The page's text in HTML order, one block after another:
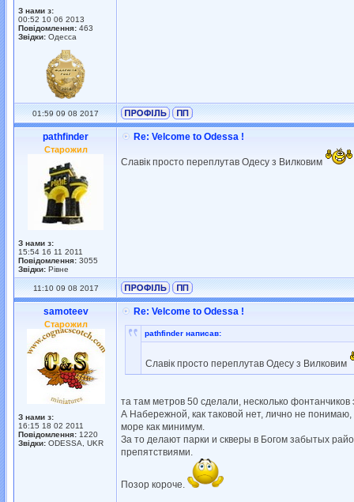
З нами з:
00:52 10 06 2013
Повідомлення: 463
Звідки: Одесса
01:59 09 08 2017
pathfinder
Старожил
З нами з:
15:54 16 11 2011
Повідомлення: 3055
Звідки: Рівне
Re: Velcome to Odessa !
Славік просто переплутав Одесу з Вилковим
11:10 09 08 2017
samoteev
Старожил
З нами з:
16:15 18 02 2011
Повідомлення: 1220
Звідки: ODESSA, UKR
Re: Velcome to Odessa !
pathfinder написав:
Славік просто переплутав Одесу з Вилковим
та там метров 50 сделали, несколько
А Набережной, как таковой нет, лично не
море как минимум.
За то делают парки и скверы в Богом забытых
препятствиями.
Позор короче.